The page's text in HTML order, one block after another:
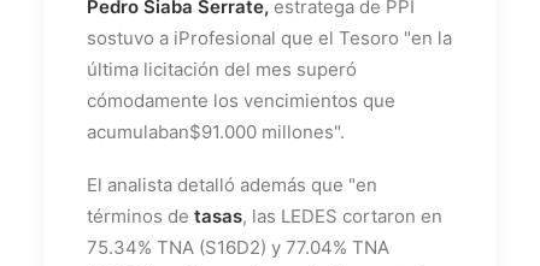
Pedro Siaba Serrate, estratega de PPI
sostuvo a iProfesional que el Tesoro "en la
última licitación del mes superó
cómodamente los vencimientos que
acumulaban$91.000 millones".
El analista detalló además que "en
términos de tasas, las LEDES cortaron en
75.34% TNA (S16D2) y 77.04% TNA